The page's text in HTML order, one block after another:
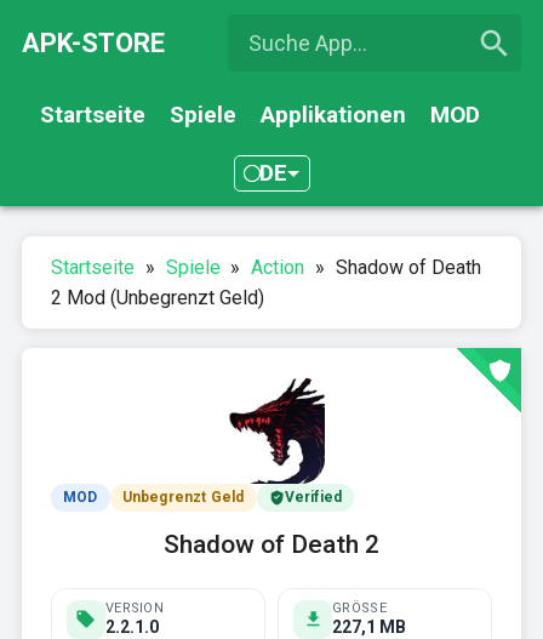
APK-STORE
Startseite Spiele Applikationen MOD
DE
Startseite » Spiele » Action » Shadow of Death
2 Mod (Unbegrenzt Geld)
MOD Unbegrenzt Geld Verified
Shadow of Death 2
VERSION
2.2.1.0
GRÖSSE
227,1 MB